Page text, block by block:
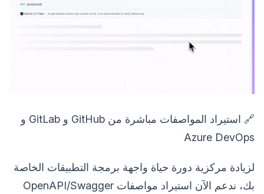
🔗 استيراد المواصفات مباشرة من GitHub و GitLab و
Azure DevOps
لزيادة مركزية دورة حياة واجهة برمجة التطبيقات الخاصة
بك، ندعم الآن استيراد مواصفات OpenAPI/Swagger